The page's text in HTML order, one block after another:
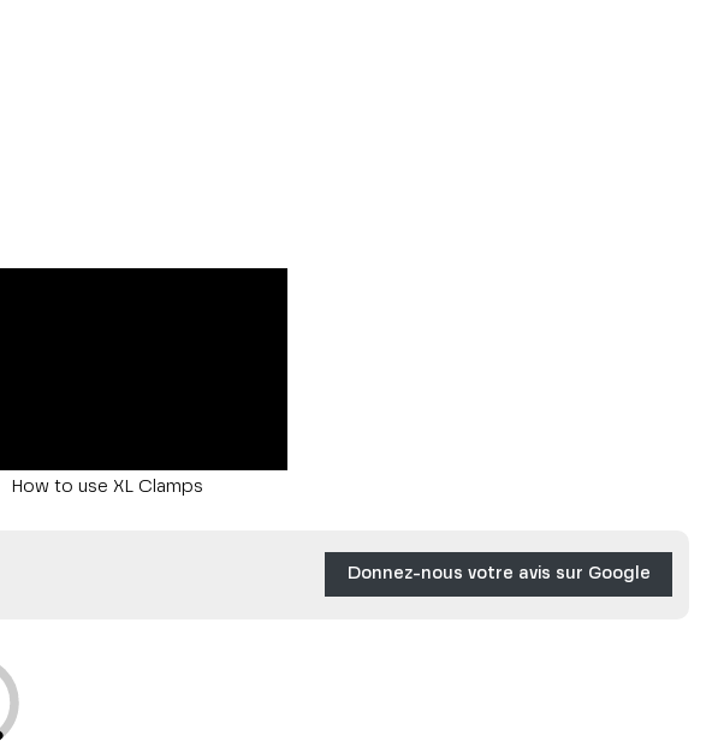
How to use XL Clamps
Donnez-nous votre avis sur Google